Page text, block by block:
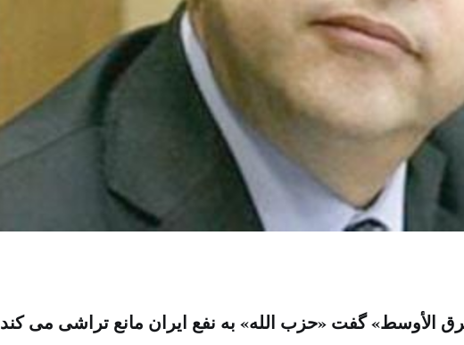
الأوسط» گفت «حزب الله» به نفع ایران مانع تراشی می کند